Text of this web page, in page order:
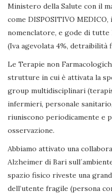
Ministero della Salute con il
come DISPOSITIVO
nomenclatore, e gode di tutte
(Iva agevolata 4%, detraibilità
Le Terapie non
strutture in cui è attivata la
group multidisciplinari
infermieri, personale
riuniscono periodicamente e
osservazione.
Abbiamo attivato una
Alzheimer di Bari
spazio fisico riveste una
dell’utente fragile (persona